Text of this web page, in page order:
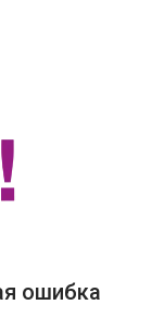
ошибка